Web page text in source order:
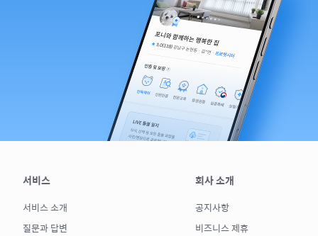
서비스
서비스 소개
질문과 답변
회사 소개
공지사항
비즈니스 제휴